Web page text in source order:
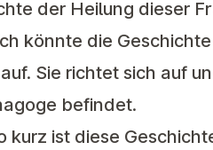
der Heilung dieser
könnte die
Sie richtet sich auf
befindet.
kurz ist diese